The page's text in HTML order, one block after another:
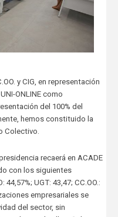
y CIG, en representación
ONLINE como
del 100% del
hemos constituido la
Colectivo.
recaerá en ACADE
con los siguientes
UGT: 43,47; CC.OO.:
empresariales se
del sector, sin